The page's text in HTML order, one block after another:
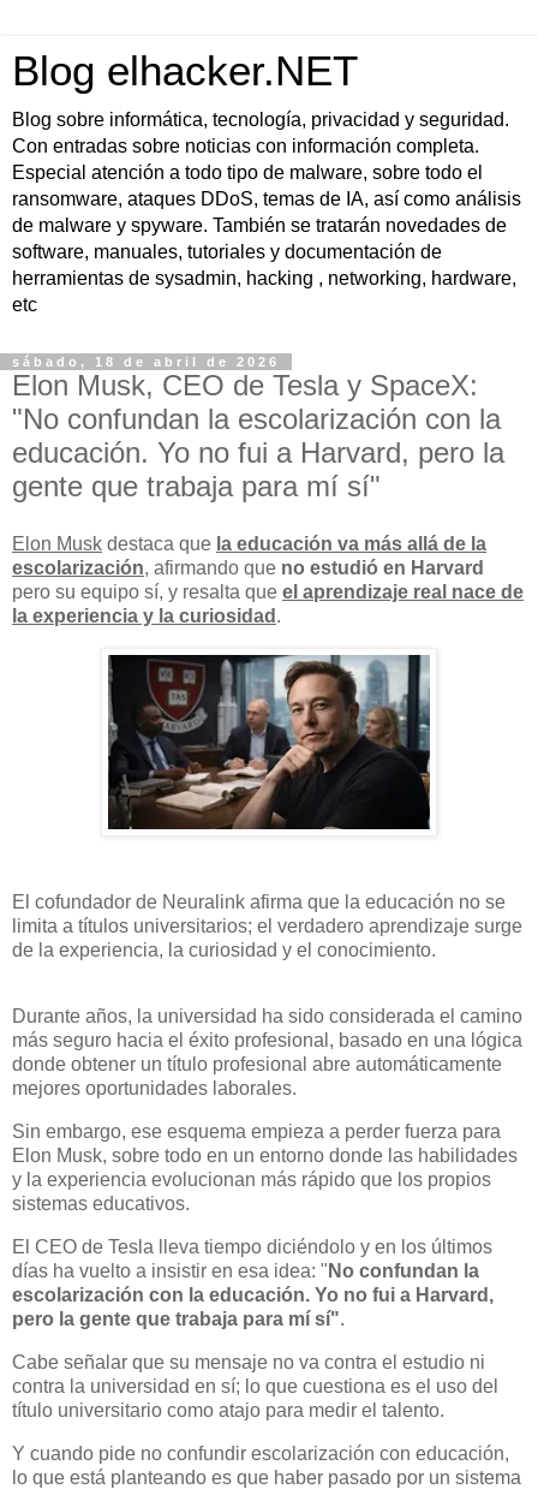
Blog elhacker.NET
Blog sobre informática, tecnología, privacidad y seguridad.
Con entradas sobre noticias con información completa.
Especial atención a todo tipo de malware, sobre todo el
ransomware, ataques DDoS, temas de IA, así como análisis
de malware y spyware. También se tratarán novedades de
software, manuales, tutoriales y documentación de
herramientas de sysadmin, hacking , networking, hardware,
etc
sábado, 18 de abril de 2026
Elon Musk, CEO de Tesla y SpaceX:
"No confundan la escolarización con la
educación. Yo no fui a Harvard, pero la
gente que trabaja para mí sí"
Elon Musk destaca que la educación va más allá de la
escolarización, afirmando que no estudió en Harvard
pero su equipo sí, y resalta que el aprendizaje real nace de
la experiencia y la curiosidad .
El cofundador de Neuralink afirma que la educación no se
limita a títulos universitarios; el verdadero aprendizaje surge
de la experiencia, la curiosidad y el conocimiento.
Durante años, la universidad ha sido considerada el camino
más seguro hacia el éxito profesional, basado en una lógica
donde obtener un título profesional abre automáticamente
mejores oportunidades laborales.
Sin embargo, ese esquema empieza a perder fuerza para
Elon Musk, sobre todo en un entorno donde las habilidades
y la experiencia evolucionan más rápido que los propios
sistemas educativos.
El CEO de Tesla lleva tiempo diciéndolo y en los últimos
días ha vuelto a insistir en esa idea: " No confundan la
escolarización con la educación. Yo no fui a Harvard,
pero la gente que trabaja para mí sí".
Cabe señalar que su mensaje no va contra el estudio ni
contra la universidad en sí; lo que cuestiona es el uso del
título universitario como atajo para medir el talento.
Y cuando pide no confundir escolarización con educación,
lo que está planteando es que haber pasado por un sistema